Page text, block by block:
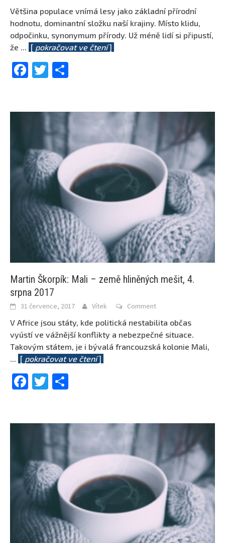
Většina populace vnímá lesy jako základní přírodní
hodnotu, dominantní složku naší krajiny. Místo klidu,
odpočinku, synonymum přírody. Už méně lidí si připustí,
že ... [ pokračovat ve čtení]
Facebook
Twitter
Martin Škorpík: Mali – země hliněných mešit, 4.
srpna 2017
31 července, 2017 Vítek Comment
V Africe jsou státy, kde politická nestabilita občas
vyústí ve vážnější konflikty a nebezpečné situace.
Takovým státem, je i bývalá francouzská kolonie Mali,
... [ pokračovat ve čtení]
Facebook
Twitter